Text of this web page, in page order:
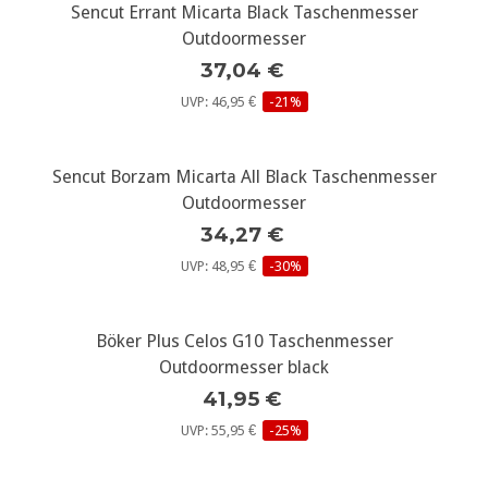
Sencut Errant Micarta Black Taschenmesser
Outdoormesser
37,04 €
UVP: 46,95 € -21%
Sencut Borzam Micarta All Black Taschenmesser
Outdoormesser
34,27 €
UVP: 48,95 € -30%
Böker Plus Celos G10 Taschenmesser
Outdoormesser black
41,95 €
UVP: 55,95 € -25%